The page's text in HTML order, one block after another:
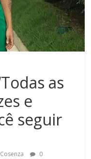
as
e
seguir
0